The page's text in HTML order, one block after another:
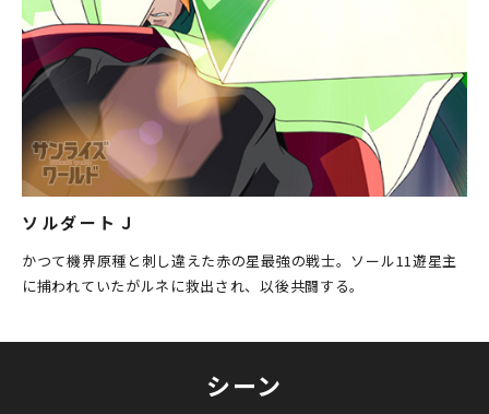
ソルダートＪ
かつて機界原種と刺し違えた赤の星最強の戦士。ソール11遊星主
に捕われていたがルネに救出され、以後共闘する。
シーン